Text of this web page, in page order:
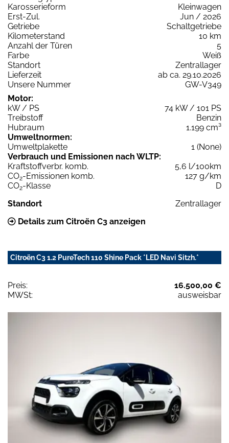
Karosserieform
Kleinwagen
Erst-Zul.
Jun / 2026
Getriebe
Schaltgetriebe
Kilometerstand
10 km
Anzahl der Türen
5
Farbe
Weiß
Standort
Zentrallager
Lieferzeit
ab ca. 29.10.2026
Unsere Nummer
GW-V349
Motor:
kW / PS
74 kW / 101 PS
Treibstoff
Benzin
Hubraum
1.199 cm³
Umweltnormen:
Umweltplakette
1 (None)
Verbrauch und Emissionen nach WLTP:
Kraftstoffverbr. komb.
5,6 l/100km
CO2-Emissionen komb.
127 g/km
CO2-Klasse
D
Standort
Zentrallager
Details zum Citroën C3 anzeigen
Citroën C3 1.2 PureTech 110 Shine Pack *LED Navi Sitzh.*
Preis:
16.500,00 €
MWSt:
ausweisbar